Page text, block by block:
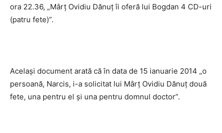
ora 22.36, „Mârţ Ovidiu Dănuţ îi oferă lui Bogdan 4 CD-uri
(patru fete)”.
Acelaşi document arată că în data de 15 ianuarie 2014 „o
persoană, Narcis, i-a solicitat lui Mârţ Ovidiu Dănuţ două
fete, una pentru el şi una pentru domnul doctor”.